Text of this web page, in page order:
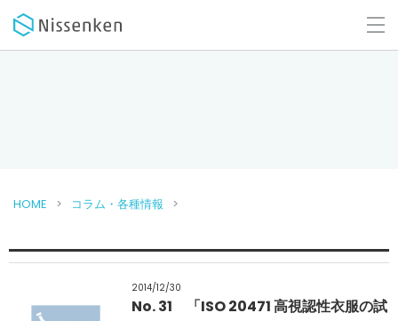
HOME コラム・各種情報
2014/12/30
No. 31 「ISO 20471 高視認性衣服の試